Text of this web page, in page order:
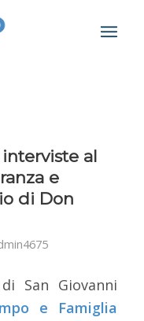
al
e
di Don
San Giovanni
e Famiglia